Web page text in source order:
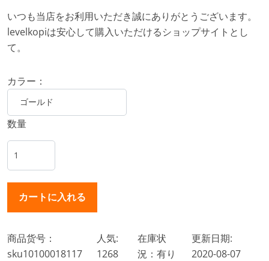
いつも当店をお利用いただき誠にありがとうございます。
levelkopiは安心して購入いただけるショップサイトとし
て。
カラー：
数量
商品货号：
sku10100018117
人気:
1268
在庫状
況：有り
更新日期:
2020-08-07